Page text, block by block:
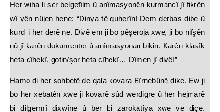
Her wiha li ser belgefîlm û anîmasyonên kurmancî jî fikrên
wî yên nûjen hene: “Dinya tê guherîn! Dem derbas dibe û
kurd li her derê ne. Divê em ji bo pêşeroja xwe, ji bo nifşên
nû jî karên dokumenter û anîmasyonan bikin. Karên klasîk
heta cîhekî, gotin/şor heta cîhekî… Dîmen jî divê!”
Hamo di her sohbetê de qala kovara Bîrnebûnê dike. Ew ji
bo her xebatên xwe ji kovarê sûd werdigre û her hejmarê
bi dilgermî dixwîne û ber bi zarokatîya xwe ve diçe.